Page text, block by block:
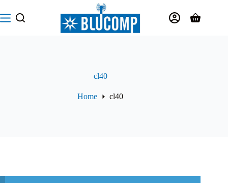
al
contenuto
Carrello
cl40
Home cl40